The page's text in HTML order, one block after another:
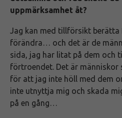
uppmärksamhet åt?
Jag kan med tillförsikt berätta
förändra… och det är de
sida, jag har litat på dem och
förtroendet. Det är människor
för att jag inte höll med dem
inte utnyttja mig och skada
på en gång…